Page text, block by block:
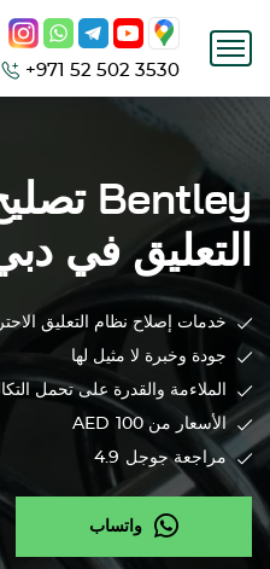
+971 52 502 3530
Bentley
التعليق في
خدمات إصلاح نظام التعليق
جودة وخبرة لا مثيل لها
الملاءمة والقدرة على تحمل
الأسعار من 100
AED
مراجعة جوجل 4.9
واتساب